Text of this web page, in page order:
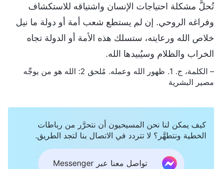
تُحلُّ مشكلة احتياجات الإنسان واشتياقه للاستكشاف
وفراغه الروحي. إن لم يستطع شعب أمة أو دولة ما نيل
خلاص الله ورعايته، ستسلك هذه الأمة أو الدولة تجاه
الخراب والظلام وسيُبيدها الله.
– الكلمة، ج. 1. ظهور الله وعمله. مُلحق 2: الله هو من يوجِّه
مصير البشرية
كيف يمكن لنا نحن المسيحيون أن نتحرَّر من رباطات
الخطية ونتطهَّر؟ لا تتردد في الاتصال بنا لتجد الطريق.
تواصل معنا عبر Messenger